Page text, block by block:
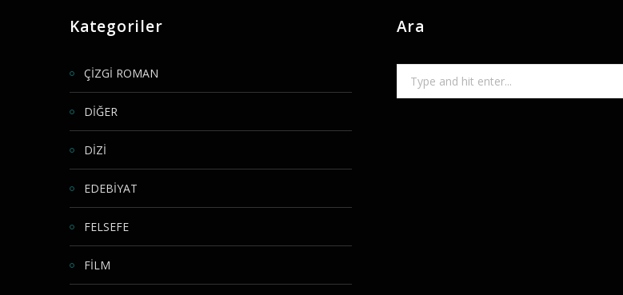
Kategoriler
ÇİZGİ ROMAN
DİĞER
DİZİ
EDEBİYAT
FELSEFE
FİLM
Ara
for: